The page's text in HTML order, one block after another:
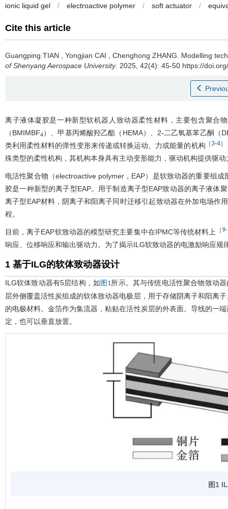
ionic liquid gel / electroactive polymer / soft actuator /
Cite this article
Guangping TIAN Yongjian CAI Chenghong ZHANG
Modelling
of Shenyang Aerospace University. 2025, 42(4): 45-50 https://
离子液体凝胶是一种新型软机器人致动器柔性材料，主要包含聚合
（BMIMBF4）、甲基丙烯酸羟乙酯（HEMA）、2-二乙氧基苯乙酮（
类利用柔性材料的弹性变形来传递或转换运动、力或能量的机构 ［3-4］
殊类型的柔性机构，其机构本身具有主动变形能力，驱动机构提供驱
电活性聚合物（electroactive polymer，EAP）是软致动器的重要组
胶是一种新型的离子型EAP。用于制造离子型EAP致动器的离子液体
离子型EAP材料，阴离子和阳离子同时迁移引起致动器在外加电场
程。
目前，离子EAP软致动器的模型研究主要集中在IPMC等传统材料上 ［9-
响应、位移响应和输出驱动力。为了揭示ILG软致动器的电激励响应
1 基于ILG的软体致动器设计
ILG软体致动器有5层结构，如 图1所示。其与传统电活性聚合物致动
层外侧覆盖活性炭组成的软体致动器电极层，用于存储阴离子和阳离
的电极材料。金箔作为集流器，粘贴在活性炭层的外表面。导线的一
定，也可以垂直放置。
图1